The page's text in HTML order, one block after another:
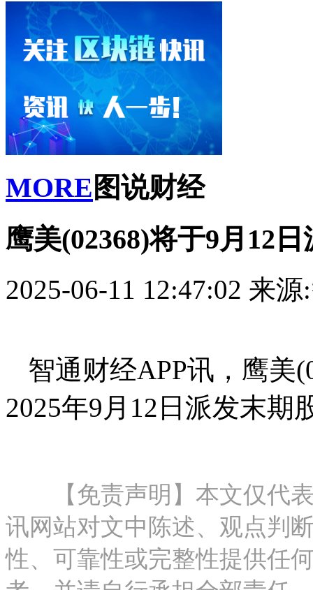
MORE 图说财经
鹰美(02368)将于9月12
2025-06-11 12:47:02 来源
智通财经APP讯，鹰美
2025年9月12日派发末期
【免责声明】本文仅代表
讯网站对文中陈述、观点判
性、可靠性或完整性提供任